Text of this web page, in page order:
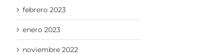
febrero 2023
enero 2023
noviembre 2022